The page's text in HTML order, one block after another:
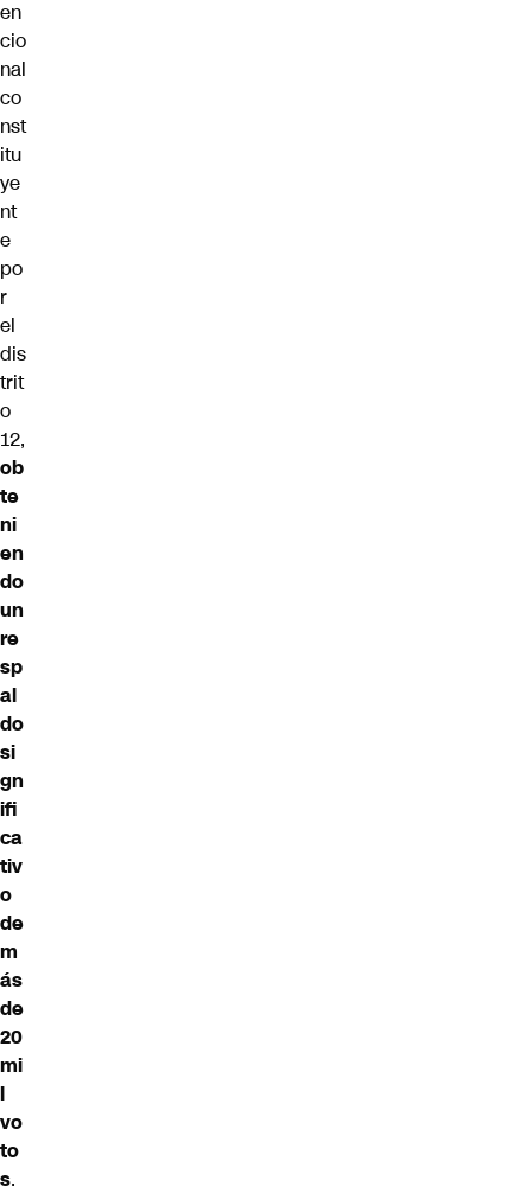
en
cio
nal
co
nst
itu
ye
nt
e
po
r
el
dis
trit
o
12,
ob
te
ni
en
do
un
re
sp
al
do
si
gn
ifi
ca
tiv
o
de
m
ás
de
20
mi
l
vo
to
s.